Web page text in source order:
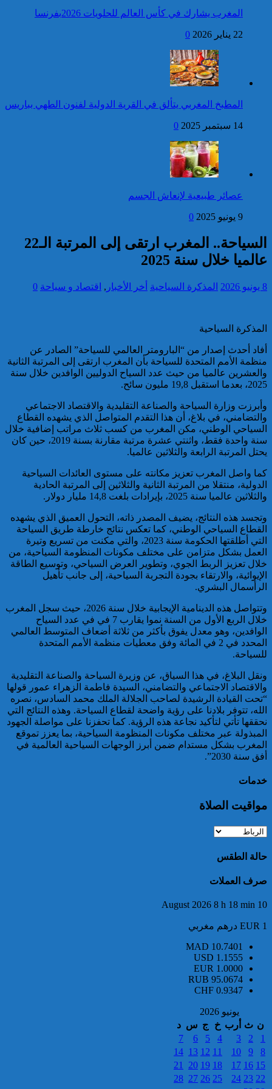
برقية تهنئة إلى جلالة الملك
من الرئيس الفرنسي إيمانويل
ماكرون بمناسبة عيد العرش
فتح بحث للتحقق من الأفعال
الإجرامية المنسوبة لأربع وعشرين
شخصا للاشتباه في تورطهم في
الامتناع عن القيام بعمل من أعمال
وظيفتهم بغرض الارتشاء
واستغلال النفوذ
إحصائيات مكافحة الجريمة ..
استمرار ارتفاع معدل الزجر
بالعنف
تقديم 17 موقوفا على أنظار النيابة
عرفتها منطقة سيدي الطيبي
موظف أمن يتقدم بشكاية لدى
الوكيل العام للملك بمحكمة
الاستئناف بالدار البيضاء على
مزعومة نسبها له حساب على
شبكات التواصل الاجتماعي
خبير: “البيعة الإلكترونية” تكشف
تحول الإرهاب الرقمي بعد تفكيك
خلية داعشية بتطوان
تركيا:القضاء يأمر بحبس رئيس
بلدية إسطنبول على ذمة التحقيق
تفكيك خلية إرهابية مرتبطة بالفرع
ناسفة إضافية في طور التركيب
بضواحي الرباط
إحباط مخطط إرهابي بالغ
الخطورة كان يستهدف المغرب
بتكليف وتحريض مباشر من قيادي
الساحل الإفريقي
كاريكاتير
كاريكاتير
كاريكاتير
المغرب يشارك في كأس العالم للحلويات 2026بفرنسا
22 يناير 2026 0
المطبخ المغربي يتألق في القرية الدولية لفنون الطهي بباريس
14 سبتمبر 2025 0
عصائر طبيعية لإنعاش الجسم
9 يونيو 2025 0
السياحة.. المغرب ارتقى إلى المرتبة الـ22
عالميا خلال سنة 2025
8 يونيو 2026 المذكرة السياحية أخر الأخبار , اقتصاد و سياحة 0
المذكرة السياحية
أفاد أحدث إصدار من “البارومتر العالمي للسياحة” الصادر عن
منظمة الأمم المتحدة للسياحة بأن المغرب ارتقى إلى المرتبة الثانية
والعشرين عالميا من حيث عدد السياح الدوليين الوافدين خلال سنة
2025، بعدما استقبل 19,8 مليون سائح.
وأبرزت وزارة السياحة والصناعة التقليدية والاقتصاد الاجتماعي
والتضامني، في بلاغ، أن هذا التقدم المتواصل الذي يشهده القطاع
السياحي الوطني، مكن المغرب من كسب ثلاث مراتب إضافية خلال
سنة واحدة فقط، واثنتي عشرة مرتبة مقارنة بسنة 2019، حين كان
يحتل المرتبة الرابعة والثلاثين عالميا.
كما واصل المغرب تعزيز مكانته على مستوى العائدات السياحية
الدولية، منتقلا من المرتبة الثانية والثلاثين إلى المرتبة الحادية
والثلاثين عالميا سنة 2025، بإيرادات بلغت 14,8 مليار دولار.
وتجسد هذه النتائج، يضيف المصدر ذاته، التحول العميق الذي يشهده
القطاع السياحي الوطني، كما تعكس نتائج خارطة طريق السياحة
التي أطلقتها الحكومة سنة 2023، والتي مكنت من تسريع وتيرة
العمل بشكل متزامن على مختلف مكونات المنظومة السياحية، من
خلال تعزيز الربط الجوي، وتطوير العرض السياحي، وتوسيع الطاقة
الإيوائية، والارتقاء بجودة التجربة السياحية، إلى جانب تأهيل
الرأسمال البشري.
وتتواصل هذه الدينامية الإيجابية خلال سنة 2026، حيث سجل المغرب
خلال الربع الأول من السنة نموا يقارب 7 في في عدد السياح
الوافدين، وهو معدل يفوق بأكثر من ثلاثة أضعاف المتوسط العالمي
المحدد في 2 في المائة وفق معطيات منظمة الأمم المتحدة
للسياحة.
ونقل البلاغ، في هذا السياق، عن وزيرة السياحة والصناعة التقليدية
والاقتصاد الاجتماعي والتضامني، السيدة فاطمة الزهراء عمور قولها
“تحت القيادة الرشيدة لصاحب الجلالة الملك محمد السادس، نصره
الله، تتوفر بلادنا على رؤية واضحة لقطاع السياحة. وهذه النتائج التي
نحققها تأتي لتأكيد نجاعة هذه الرؤية. كما تحفزنا على مواصلة الجهود
المبذولة عبر مختلف مكونات المنظومة السياحية، بما يعزز تموقع
المغرب بشكل مستدام ضمن أبرز الوجهات السياحية العالمية في
أفق سنة 2030”.
خدمات
مواقيت الصلاة
حالة الطقس
صرف العملات
10 August 2026 8 h 18 min
EUR 1 درهم مغربي
MAD 10.7401
USD 1.1555
EUR 1.0000
RUB 95.0674
CHF 0.9347
يونيو 2026
ن ث أرب خ ج س د
1
2
3
4
5
6
7
8
9
10
11
12
13
14
15
16
17
18
19
20
21
22
23
24
25
26
27
28